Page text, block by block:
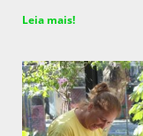
Leia mais!